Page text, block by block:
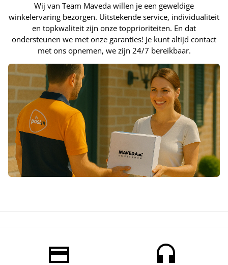
Wij van Team Maveda willen je een geweldige
winkelervaring bezorgen. Uitstekende service, individualiteit
en topkwaliteit zijn onze topprioriteiten. En dat
ondersteunen we met onze garanties! Je kunt altijd contact
met ons opnemen, we zijn 24/7 bereikbaar.
payment headset mic